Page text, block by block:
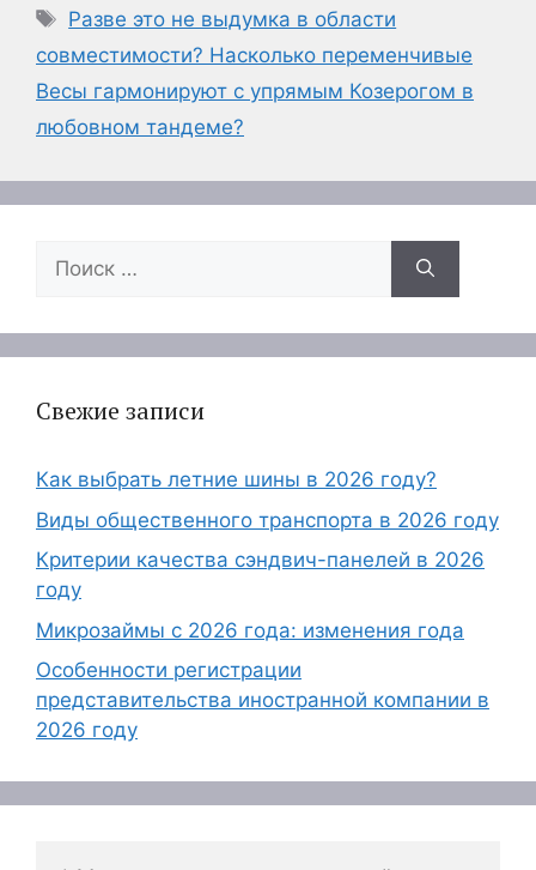
Метки
Разве это не выдумка в области
совместимости? Насколько переменчивые
Весы гармонируют с упрямым Козерогом в
любовном тандеме?
Поиск:
Свежие записи
Как выбрать летние шины в 2026 году?
Виды общественного транспорта в 2026 году
Критерии качества сэндвич-панелей в 2026
году
Микрозаймы с 2026 года: изменения года
Особенности регистрации
представительства иностранной компании в
2026 году